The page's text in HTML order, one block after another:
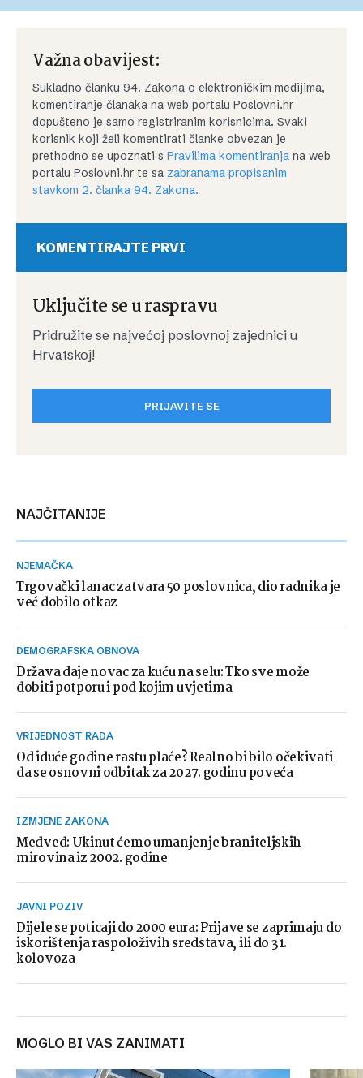
Važna obavijest:
Sukladno članku 94. Zakona o elektroničkim medijima,
komentiranje članaka na web portalu Poslovni.hr
dopušteno je samo registriranim korisnicima. Svaki
korisnik koji želi komentirati članke obvezan je
prethodno se upoznati s Pravilima komentiranja na web
portalu Poslovni.hr te sa zabranama propisanim
stavkom 2. članka 94. Zakona.
KOMENTIRAJTE PRVI
Uključite se u raspravu
Pridružite se najvećoj poslovnoj zajednici u
Hrvatskoj!
PRIJAVITE SE
NAJČITANIJE
NJEMAČKA
Trgovački lanac zatvara 50 poslovnica, dio radnika je
već dobilo otkaz
DEMOGRAFSKA OBNOVA
Država daje novac za kuću na selu: Tko sve može
dobiti potporu i pod kojim uvjetima
VRIJEDNOST RADA
Od iduće godine rastu plaće? Realno bi bilo očekivati
da se osnovni odbitak za 2027. godinu poveća
IZMJENE ZAKONA
Medved: Ukinut ćemo umanjenje braniteljskih
mirovina iz 2002. godine
JAVNI POZIV
Dijele se poticaji do 2000 eura: Prijave se zaprimaju do
iskorištenja raspoloživih sredstava, ili do 31.
kolovoza
MOGLO BI VAS ZANIMATI